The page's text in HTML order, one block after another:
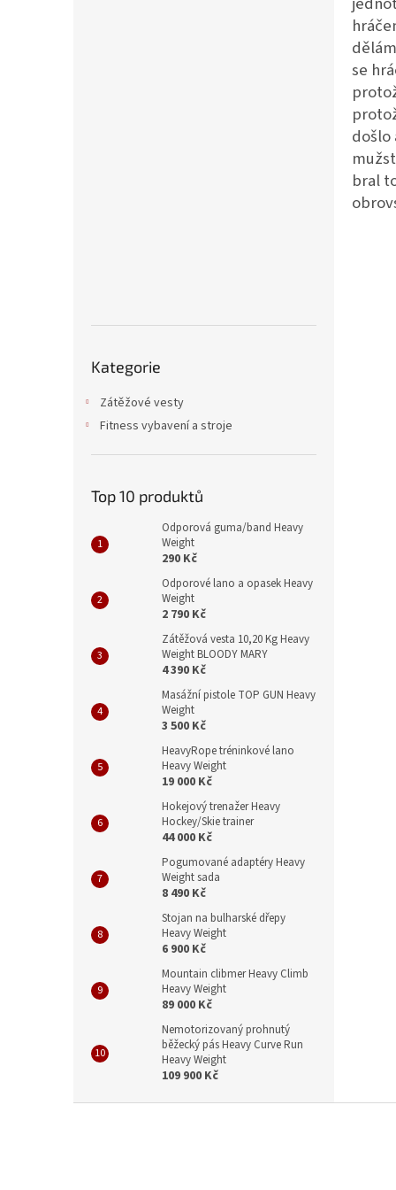
kategorie
Kategorie
Zátěžové vesty
Fitness vybavení a stroje
Top 10 produktů
Odporová guma/band Heavy
Weight
290 Kč
Odporové lano a opasek Heavy
Weight
2 790 Kč
Zátěžová vesta 10,20 Kg Heavy
Weight BLOODY MARY
4 390 Kč
Masážní pistole TOP GUN Heavy
Weight
3 500 Kč
HeavyRope tréninkové lano
Heavy Weight
19 000 Kč
Hokejový trenažer Heavy
Hockey/Skie trainer
44 000 Kč
Pogumované adaptéry Heavy
Weight sada
8 490 Kč
Stojan na bulharské dřepy
Heavy Weight
6 900 Kč
Mountain clibmer Heavy Climb
Heavy Weight
89 000 Kč
Nemotorizovaný prohnutý
běžecký pás Heavy Curve Run
Heavy Weight
109 900 Kč
se
došlo
bral